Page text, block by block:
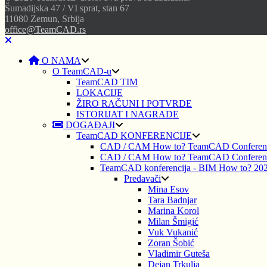
Šumadijska 47 / VI sprat, stan 67
11080 Zemun, Srbija
office@TeamCAD.rs
O NAMA
O TeamCAD-u
TeamCAD TIM
LOKACIJE
ŽIRO RAČUNI I POTVRDE
ISTORIJAT I NAGRADE
DOGAĐAJI
TeamCAD KONFERENCIJE
CAD / CAM How to? TeamCAD
CAD / CAM How to? TeamCAD
TeamCAD konferencija - BIM How to?
Predavači
Mina Esov
Tara Badnjar
Marina Korol
Milan Šmigić
Vuk Vukanić
Zoran Šobić
Vladimir Guteša
Dejan Trkulja